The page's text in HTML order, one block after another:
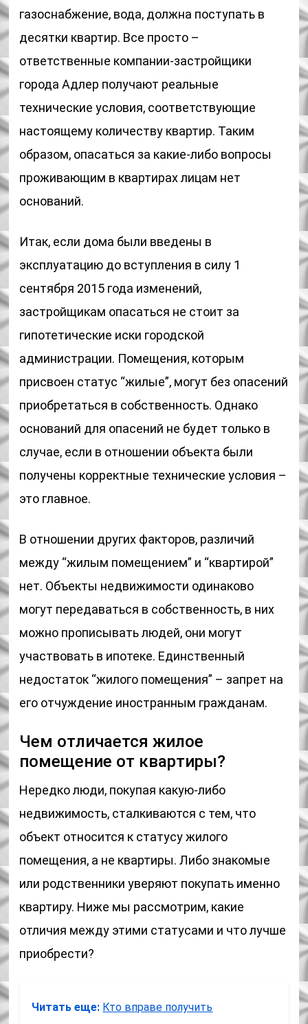
газоснабжение, вода, должна поступать в
десятки квартир. Все просто –
ответственные компании-застройщики
города Адлер получают реальные
технические условия, соответствующие
настоящему количеству квартир. Таким
образом, опасаться за какие-либо вопросы
проживающим в квартирах лицам нет
оснований.
Итак, если дома были введены в
эксплуатацию до вступления в силу 1
сентября 2015 года изменений,
застройщикам опасаться не стоит за
гипотетические иски городской
администрации. Помещения, которым
присвоен статус “жилые”, могут без опасений
приобретаться в собственность. Однако
оснований для опасений не будет только в
случае, если в отношении объекта были
получены корректные технические условия –
это главное.
В отношении других факторов, различий
между “жилым помещением” и “квартирой”
нет. Объекты недвижимости одинаково
могут передаваться в собственность, в них
можно прописывать людей, они могут
участвовать в ипотеке. Единственный
недостаток “жилого помещения” – запрет на
его отчуждение иностранным гражданам.
Чем отличается жилое
помещение от квартиры?
Нередко люди, покупая какую-либо
недвижимость, сталкиваются с тем, что
объект относится к статусу жилого
помещения, а не квартиры. Либо знакомые
или родственники уверяют покупать именно
квартиру. Ниже мы рассмотрим, какие
отличия между этими статусами и что лучше
приобрести?
Читать еще: Кто вправе получить